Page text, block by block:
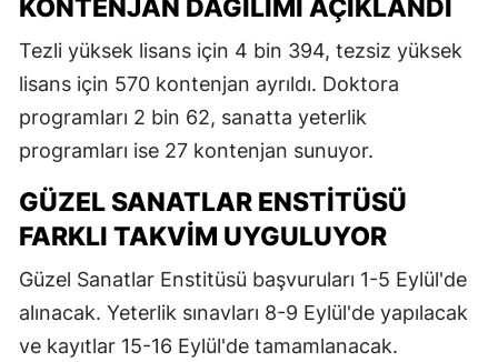
KONTENJAN DAĞILIMI AÇIKLANDI
Tezli yüksek lisans için 4 bin 394, tezsiz yüksek
lisans için 570 kontenjan ayrıldı. Doktora
programları 2 bin 62, sanatta yeterlik
programları ise 27 kontenjan sunuyor.
GÜZEL SANATLAR ENSTITÜSÜ
FARKLI TAKVIM UYGULUYOR
Güzel Sanatlar Enstitüsü başvuruları 1-5 Eylül'de
alınacak. Yeterlik sınavları 8-9 Eylül'de yapılacak
ve kayıtlar 15-16 Eylül'de tamamlanacak.